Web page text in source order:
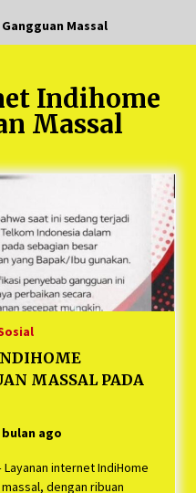
Setiap Langkah Dikha, Penari
Karena Kecewa Tak Dapat
Para Peserta Retret
Bekasi Pulang duluan
Lingkungan dari Sampah
Ratusan Peserta : Mudik
KOSMI Indonesia Gilang
Massal
Indihome
Massal
MASSAL PADA
ago
Layanan internet IndiHome
dengan ribuan